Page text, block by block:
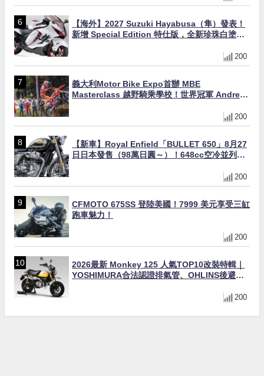
【海外】2027 Suzuki Hayabusa（隼）發表！
新增 Special Edition 特仕版，全新珍珠白塗裝
200
義大利Motor Bike Expo首辦 MBE
Masterclass 越野騎乘學校！世界冠軍 Andrea
200
【新車】Royal Enfield「BULLET 650」8月27
日日本發售（98萬日圓～）！648cc空冷並列雙
200
CFMOTO 675SS 登陸美國！7999 美元享受三缸
跑車魅力！
200
2026最新 Monkey 125 人氣TOP10改裝特輯｜
YOSHIMURA合法認證排氣管、OHLINS後避
200